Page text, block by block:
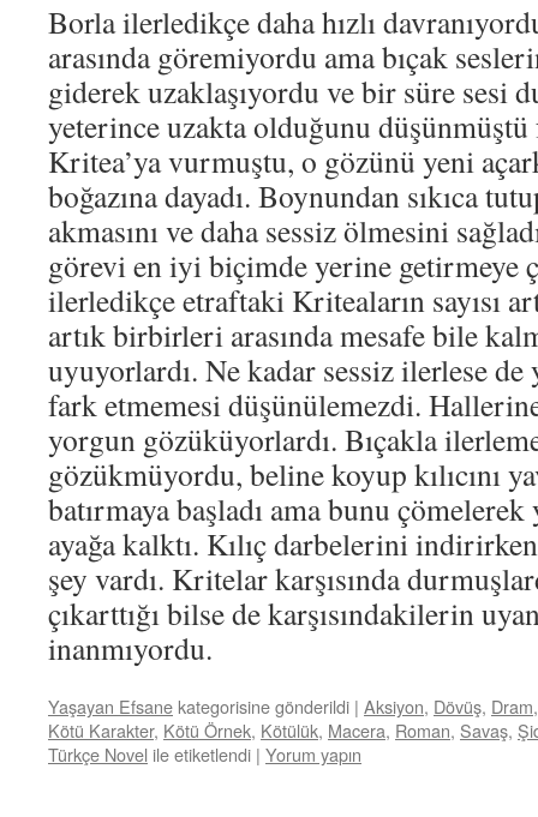
Borla ilerledikçe daha hızlı
arasında göremiyordu ama bıçak
giderek uzaklaşıyordu ve bir süre sesi
yeterince uzakta olduğunu düşünmüştü
Kritea’ya vurmuştu, o gözünü yeni
boğazına dayadı. Boynundan sıkıca
akmasını ve daha sessiz ölmesini
görevi en iyi biçimde yerine getirmeye
ilerledikçe etraftaki Kriteaların sayısı
artık birbirleri arasında mesafe bile
uyuyorlardı. Ne kadar sessiz ilerlese de
fark etmemesi düşünülemezdi.
yorgun gözüküyorlardı. Bıçakla
gözükmüyordu, beline koyup kılıcını
batırmaya başladı ama bunu çömelerek
ayağa kalktı. Kılıç darbelerini
şey vardı. Kritelar karşısında
çıkarttığı bilse de karşısındakilerin
inanmıyordu.
Yaşayan Efsane kategorisine gönderildi | Aksiyon, Dövüş, Dram
Kötü Karakter, Kötü Örnek, Kötülük, Macera, Roman, Savaş,
Türkçe Novel ile etiketlendi | Yorum yapın